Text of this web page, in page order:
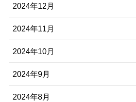
2024年12月
2024年11月
2024年10月
2024年9月
2024年8月